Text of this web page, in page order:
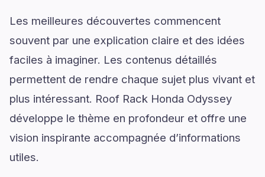
Les meilleures découvertes commencent
souvent par une explication claire et des idées
faciles à imaginer. Les contenus détaillés
permettent de rendre chaque sujet plus vivant et
plus intéressant. Roof Rack Honda Odyssey
développe le thème en profondeur et offre une
vision inspirante accompagnée d’informations
utiles.